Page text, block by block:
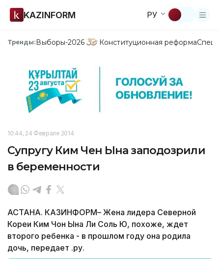
KAZINFORM РУ
Тренды:Выборы-2026 Конституционная реформа
10:44, 24 Февраля 2014
Супругу Ким Чен Ына заподозрили
в беременности
АСТАНА. КАЗИНФОРМ– Жена лидера Северной
Кореи Ким Чон Ына Ли Соль Ю, похоже, ждет
второго ребенка - в прошлом году она родила
дочь, передает .ру.